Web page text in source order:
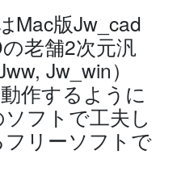
Mac版Jw_cad
老舗2次元汎
Jw_win）
作するように
フトで工夫し
リーソフトで